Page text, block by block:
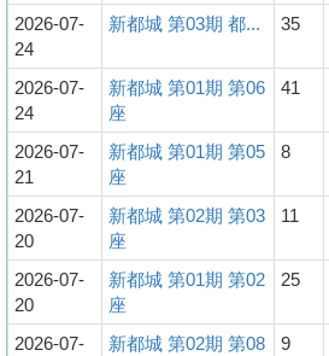
2026-07-
24
新都城 第03期 都... 35
2026-07-
24
新都城 第01期 第06
座
41
2026-07-
21
新都城 第01期 第05
座
8
2026-07-
20
新都城 第02期 第03
座
11
2026-07-
20
新都城 第01期 第02
座
25
2026-07-
新都城 第02期 第08
9